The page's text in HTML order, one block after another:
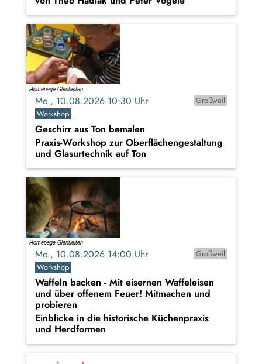
Mo., 10.08.2026 10:30 Uhr
Großweil
Workshop
Geschirr aus Ton bemalen
Praxis-Workshop zur Oberflächengestaltung
und Glasurtechnik auf Ton
Mo., 10.08.2026 14:00 Uhr
Großweil
Workshop
Waffeln backen - Mit eisernen Waffeleisen
und über offenem Feuer! Mitmachen und
probieren
Einblicke in die historische Küchenpraxis
und Herdformen